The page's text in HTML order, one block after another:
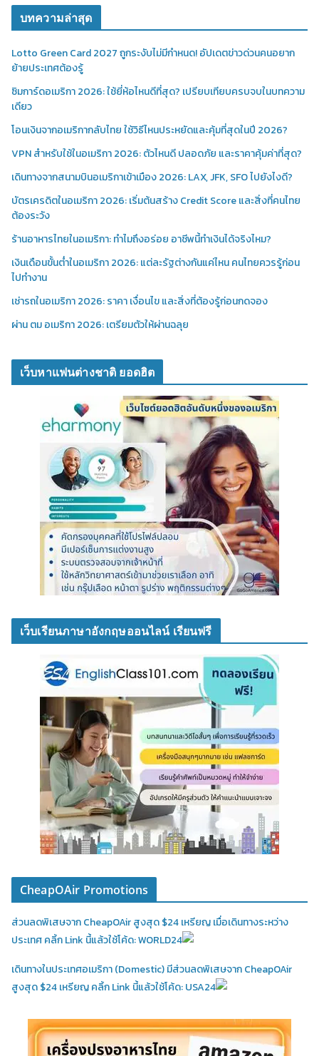
บทความล่าสุด
Lotto Green Card 2027 ถูกระงับไม่มีกำหนด! อัปเดตข่าวด่วนคนอยาก
ย้ายประเทศต้องรู้
ซิมการ์ดอเมริกา 2026: ใช้ยี่ห้อไหนดีที่สุด? เปรียบเทียบครบจบในบทความ
เดียว
โอนเงินจากอเมริกากลับไทย ใช้วิธีไหนประหยัดและคุ้มที่สุดในปี 2026?
VPN สำหรับใช้ในอเมริกา 2026: ตัวไหนดี ปลอดภัย และราคาคุ้มค่าที่สุด?
เดินทางจากสนามบินอเมริกาเข้าเมือง 2026: LAX, JFK, SFO ไปยังไงดี?
บัตรเครดิตในอเมริกา 2026: เริ่มต้นสร้าง Credit Score และสิ่งที่คนไทย
ต้องระวัง
ร้านอาหารไทยในอเมริกา: ทำไมถึงอร่อย อาชีพนี้ทำเงินได้จริงไหม?
เงินเดือนขั้นต่ำในอเมริกา 2026: แต่ละรัฐต่างกันแค่ไหน คนไทยควรรู้ก่อน
ไปทำงาน
เช่ารถในอเมริกา 2026: ราคา เงื่อนไข และสิ่งที่ต้องรู้ก่อนกดจอง
ผ่าน ตม อเมริกา 2026: เตรียมตัวให้ผ่านฉลุย
เว็บหาแฟนต่างชาติ ยอดฮิต
เว็บเรียนภาษาอังกฤษออนไลน์ เรียนฟรี
CheapOAir Promotions
ส่วนลดพิเสษจาก CheapOAir สูงสุด $24 เหรียญ เมื่อเดินทางระหว่าง
ประเทศ คลิ้ก Link นี้แล้วใช้โค้ด: WORLD24
เดินทางในประเทศอเมริกา (Domestic)มีส่วนลดพิเสษจาก CheapOAir
สูงสุด $24 เหรียญ คลิ้ก Link นี้แล้วใช้โค้ด: USA24